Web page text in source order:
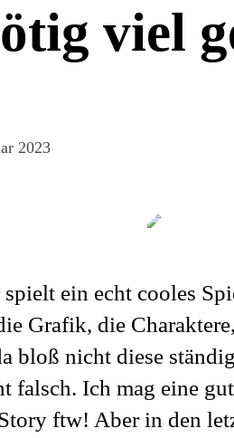
viel
2023
ein echt cooles
Grafik, die
bloß nicht diese
falsch. Ich mag eine
ftw! Aber in den